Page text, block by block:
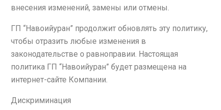
внесения изменений, замены или отмены.
ГП “Навоийуран” продолжит обновлять эту политику,
чтобы отразить любые изменения в
законодательстве о равноправии. Настоящая
политика ГП “Навоийуран” будет размещена на
интернет-сайте Компании.
Дискриминация